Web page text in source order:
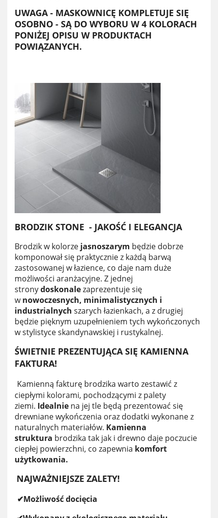
UWAGA - MASKOWNICĘ KOMPLETUJE SIĘ
OSOBNO - SĄ DO WYBORU W 4 KOLORACH
PONIŻEJ OPISU W PRODUKTACH
POWIĄZANYCH.
BRODZIK STONE - JAKOŚĆ I ELEGANCJA
Brodzik w kolorze jasnoszarym będzie dobrze
komponował się praktycznie z każdą barwą
zastosowanej w łazience, co daje nam duże
możliwości aranżacyjne. Z jednej
stronydoskonalezaprezentuje się
wnowoczesnych, minimalistycznych i
industrialnych szarych łazienkach, a z drugiej
będzie pięknym uzupełnieniem tych wykończonych
w stylistyce skandynawskiej i rustykalnej.
ŚWIETNIE PREZENTUJĄCA SIĘ KAMIENNA
FAKTURA!
Kamienną fakturę brodzika warto zestawić z
ciepłymi kolorami, pochodzącymi z palety
ziemi. Idealnie na jej tle będą prezentować się
drewniane wykończenia oraz dodatki wykonane z
naturalnych materiałów. Kamienna
struktura brodzika tak jak i drewno daje poczucie
ciepłej powierzchni, co zapewnia komfort
użytkowania.
NAJWAŻNIEJSZE ZALETY!
✔Możliwość docięcia